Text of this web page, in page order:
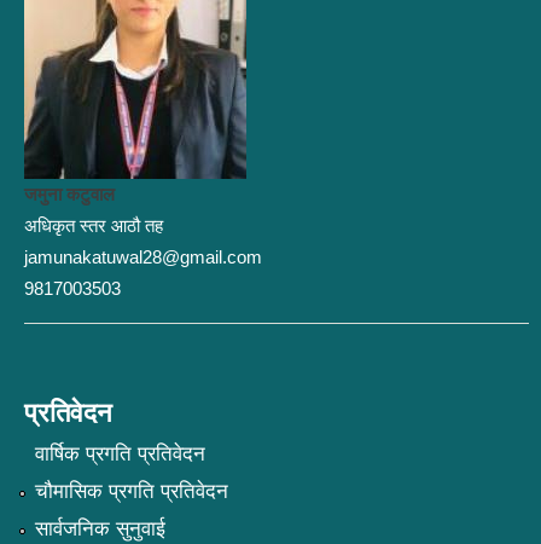
जमुना कटुवाल
अधिकृत स्तर आठौ तह
jamunakatuwal28@gmail.com
9817003503
प्रतिवेदन
वार्षिक प्रगति प्रतिवेदन
चौमासिक प्रगति प्रतिवेदन
सार्वजनिक सुनुवाई